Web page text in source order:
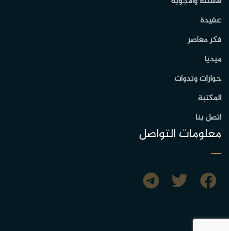
عقيدة
فكر معاصر
ميديا
حوارات وندوات
المكتبة
اتصل بنا
معلومات التواصل